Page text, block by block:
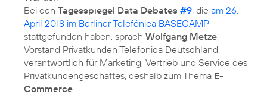
Bei den Tagesspiegel Data Debates #9, die am 26.
April 2018 im Berliner Telefónica BASECAMP
stattgefunden haben, sprach Wolfgang Metze,
Vorstand Privatkunden Telefonica Deutschland,
verantwortlich für Marketing, Vertrieb und Service des
Privatkundengeschäftes, deshalb zum Thema E-
Commerce